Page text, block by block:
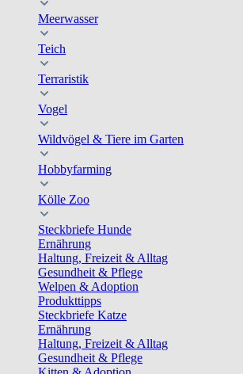
Meerwasser
Teich
Terraristik
Vogel
Wildvögel & Tiere im Garten
Hobbyfarming
Kölle Zoo
Steckbriefe Hunde
Ernährung
Haltung, Freizeit & Alltag
Gesundheit & Pflege
Welpen & Adoption
Produkttipps
Steckbriefe Katze
Ernährung
Haltung, Freizeit & Alltag
Gesundheit & Pflege